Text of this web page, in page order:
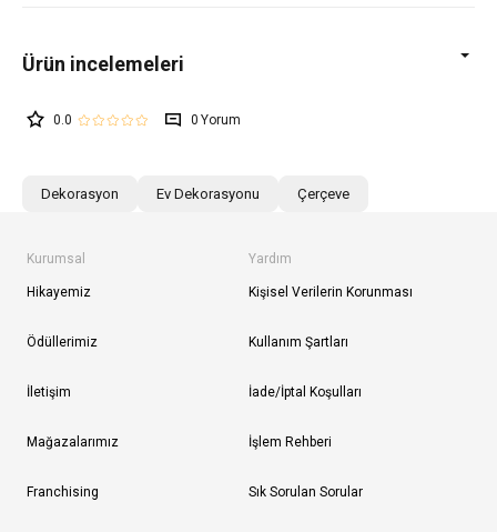
0.0 0
Dekorasyon Ev Dekorasyonu Çerçeve
Kurumsal
Hikayemiz
Ödüllerimiz
İletişim
Mağazalarımız
Franchising
Yardım
Kişisel Verilerin Korunması
Kullanım Şartları
İade/İptal Koşulları
İşlem Rehberi
Sık Sorulan Sorular